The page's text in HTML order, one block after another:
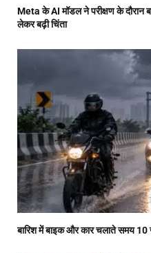
Meta के AI मॉडल ने परीक्षण के दौरान
लेकर बढ़ी चिंता
बारिश में बाइक और कार चलाते समय 10